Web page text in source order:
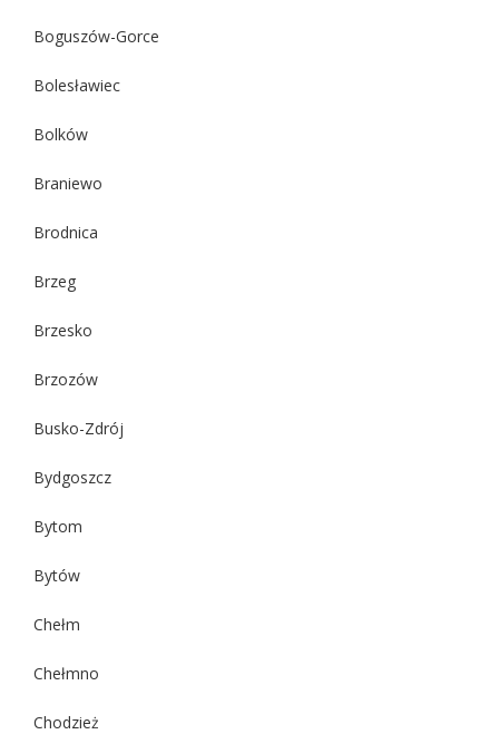
Boguszów-Gorce
Bolesławiec
Bolków
Braniewo
Brodnica
Brzeg
Brzesko
Brzozów
Busko-Zdrój
Bydgoszcz
Bytom
Bytów
Chełm
Chełmno
Chodzież